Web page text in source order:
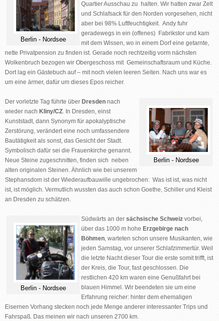
Berlin - Nordsee
Quartier Ausschau zu halten. Wir hatten zwar Zelt
und Schlafsack für den Norden vorgesehen, nicht
aber bei 98% Luftfeuchtigkeit. Andy fuhr
geradewegs in ein (offenes) Fabrikstor und kam
mit dem Wissen, wo in einem Dorf eine getarnte,
nette Privatpension zu finden ist. Gerade noch rechtzeitig vorm nächsten
Wolkenbruch bezogen wir Obergeschoss mit Gemeinschaftsraum und Küche.
Dort lag ein Gästebuch auf – mit noch vielen leeren Seiten. Nach uns war es
um eine ärmer, dafür um dieses Epos reicher.
Berlin - Nordsee
Der vorletzte Tag führte über Dresden nach
wieder nach Kliny/CZ. In Dresden, einst
Kunststadt, dann Synonym für apokalyptische
Zerstörung, verändert eine noch umfassendere
Bautätigkeit als sonst, das Gesicht der Stadt.
Symbolisch dafür sei die Frauenkirche genannt.
Neue Steine zugeschnitten, finden sich neben
alten originalen Steinen. Ähnlich wie bei unserem
Stephansdom ist der Wiederaufbauwille ungebrochen: Was ist ist, was nicht
ist, ist möglich. Vermutlich wussten das auch schon Goethe, Schiller und Kleist
an Dresden zu schätzen.
Berlin - Nordsee
Südwärts an der sächsische Schweiz vorbei,
über das 1000 m hohe Erzgebirge nach
Böhmen, warteten schon unsere Musikanten, wie
jeden Samstag, vor unserer Schlafzimmertür. Weil
die letzte Nacht dieser Tour die erste somit trifft, ist
der Kreis, die Tour, fast geschlossen. Die
restlichen 420 km waren eine Genußfahrt bei
blauen Himmel. Wir beendeten sie um eine
Erfahrung reicher: hinter dem ehemaligen
Eisernen Vorhang stecken noch jede Menge anderer interessanter Trips und
Fahrspaß. Das meinen wir nach unseren 2700 km.